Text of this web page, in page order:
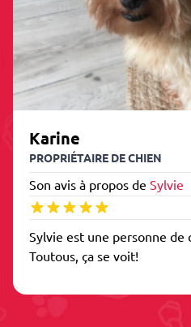
Karine
PROPRIÉTAIRE DE CHIEN
Son avis à propos de Sylvie
Sylvie est une personne de
Toutous, ça se voit!